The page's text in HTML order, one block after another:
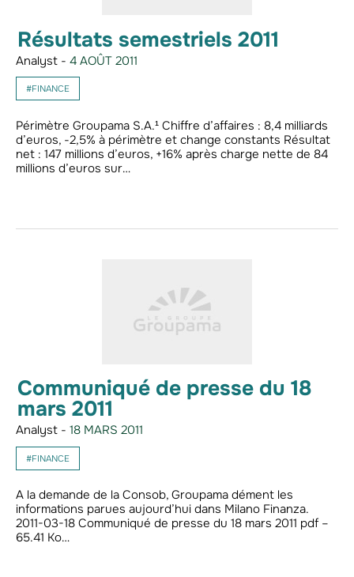
Résultats semestriels 2011
Analyst - 4 AOÛT 2011
#FINANCE
Périmètre Groupama S.A.¹ Chiffre d’affaires : 8,4 milliards
d’euros, -2,5% à périmètre et change constants Résultat
net : 147 millions d’euros, +16% après charge nette de 84
millions d’euros sur…
Communiqué de presse du 18
mars 2011
Analyst - 18 MARS 2011
#FINANCE
A la demande de la Consob, Groupama dément les
informations parues aujourd’hui dans Milano Finanza.
2011-03-18 Communiqué de presse du 18 mars 2011 pdf –
65.41 Ko…